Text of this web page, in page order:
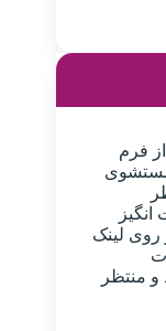
فرم
شستشوی
روی لینک
منتظر